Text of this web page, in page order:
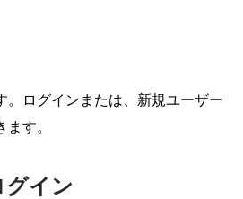
。ログインまたは、新規ユーザー
す。
グイン